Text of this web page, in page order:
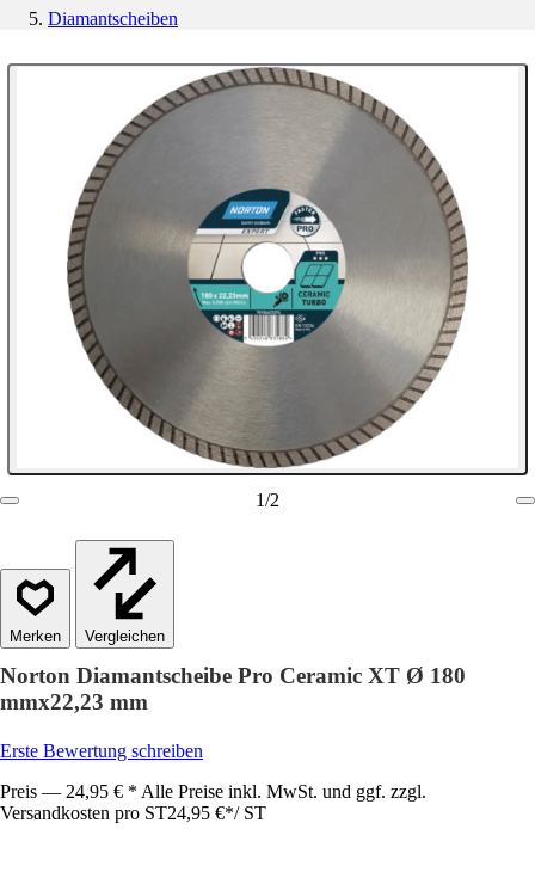
Diamantscheiben
1/2
Vergleichen
Norton Diamantscheibe Pro Ceramic XT Ø 180
mmx22,23 mm
Erste Bewertung schreiben
Preis — 24,95 € * Alle Preise inkl. MwSt. und ggf. zzgl.
Versandkosten pro ST24,95 €*/ ST